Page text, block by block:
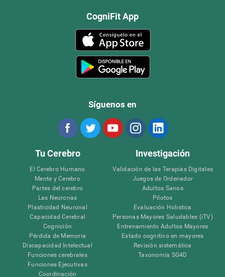
CogniFit App
Síguenos en
Tu Cerebro
El Cerebro Humano
Mente y Cerebro
Partes del cerebro
Las Neuronas
Plasticidad Neuronal
Capacidad Cerebral
Cognición
Pérdida de Memoria
Discapacidad Intelectual
Funciones cerebrales
Funciones Ejecutivas
Coordinación
Investigación
Validación de las Terapias Digitales
Juegos de Ordenador
Adultos Sanos
Pilotos
Evaluación Holistica
Personas Mayores Saludables (iTV)
Entrenamiento Adultos Mayores
Estado cognitivo en mayores
Revisión sistemática
Taxonomía SG4D